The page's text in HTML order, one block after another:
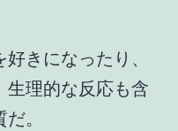
きになったり、
生理的な反応も含
。